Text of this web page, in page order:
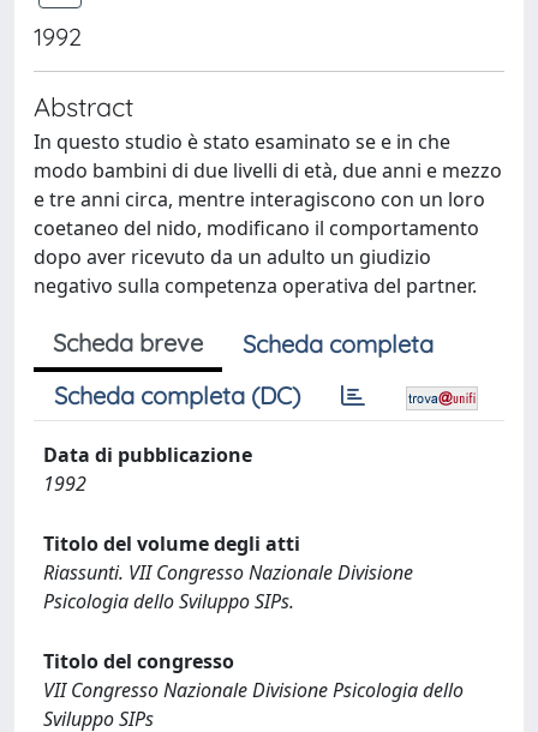
1992
Abstract
In questo studio è stato esaminato se e in che
modo bambini di due livelli di età, due anni e mezzo
e tre anni circa, mentre interagiscono con un loro
coetaneo del nido, modificano il comportamento
dopo aver ricevuto da un adulto un giudizio
negativo sulla competenza operativa del partner.
Scheda breve
Scheda completa
Scheda completa (DC)
Data di pubblicazione
1992
Titolo del volume degli atti
Riassunti. VII Congresso Nazionale Divisione
Psicologia dello Sviluppo SIPs.
Titolo del congresso
VII Congresso Nazionale Divisione Psicologia dello
Sviluppo SIPs